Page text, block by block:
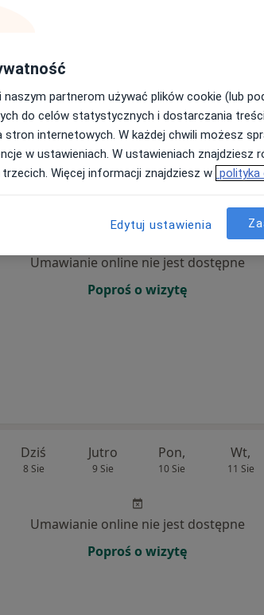
11 Sie
Umawianie online nie jest dostępne
Poproś o wizytę
Dziś
8 Sie
Jutro
9 Sie
Pon,
10 Sie
Wt,
11 Sie
Umawianie online nie jest dostępne
Poproś o wizytę
partnerom używać plików cookie (lub
do celów statystycznych i dostarczania
stron internetowych. W każdej chwili możesz
w ustawieniach. W ustawieniach znajdziesz
Więcej informacji znajdziesz w polityka
Edytuj ustawienia